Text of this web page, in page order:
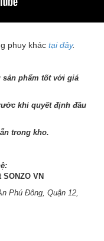
phuy khác tại đây.
sản phẩm tốt với giá
khi quyết định đầu
trong kho.
VN
Phú Đông, Quận 12,